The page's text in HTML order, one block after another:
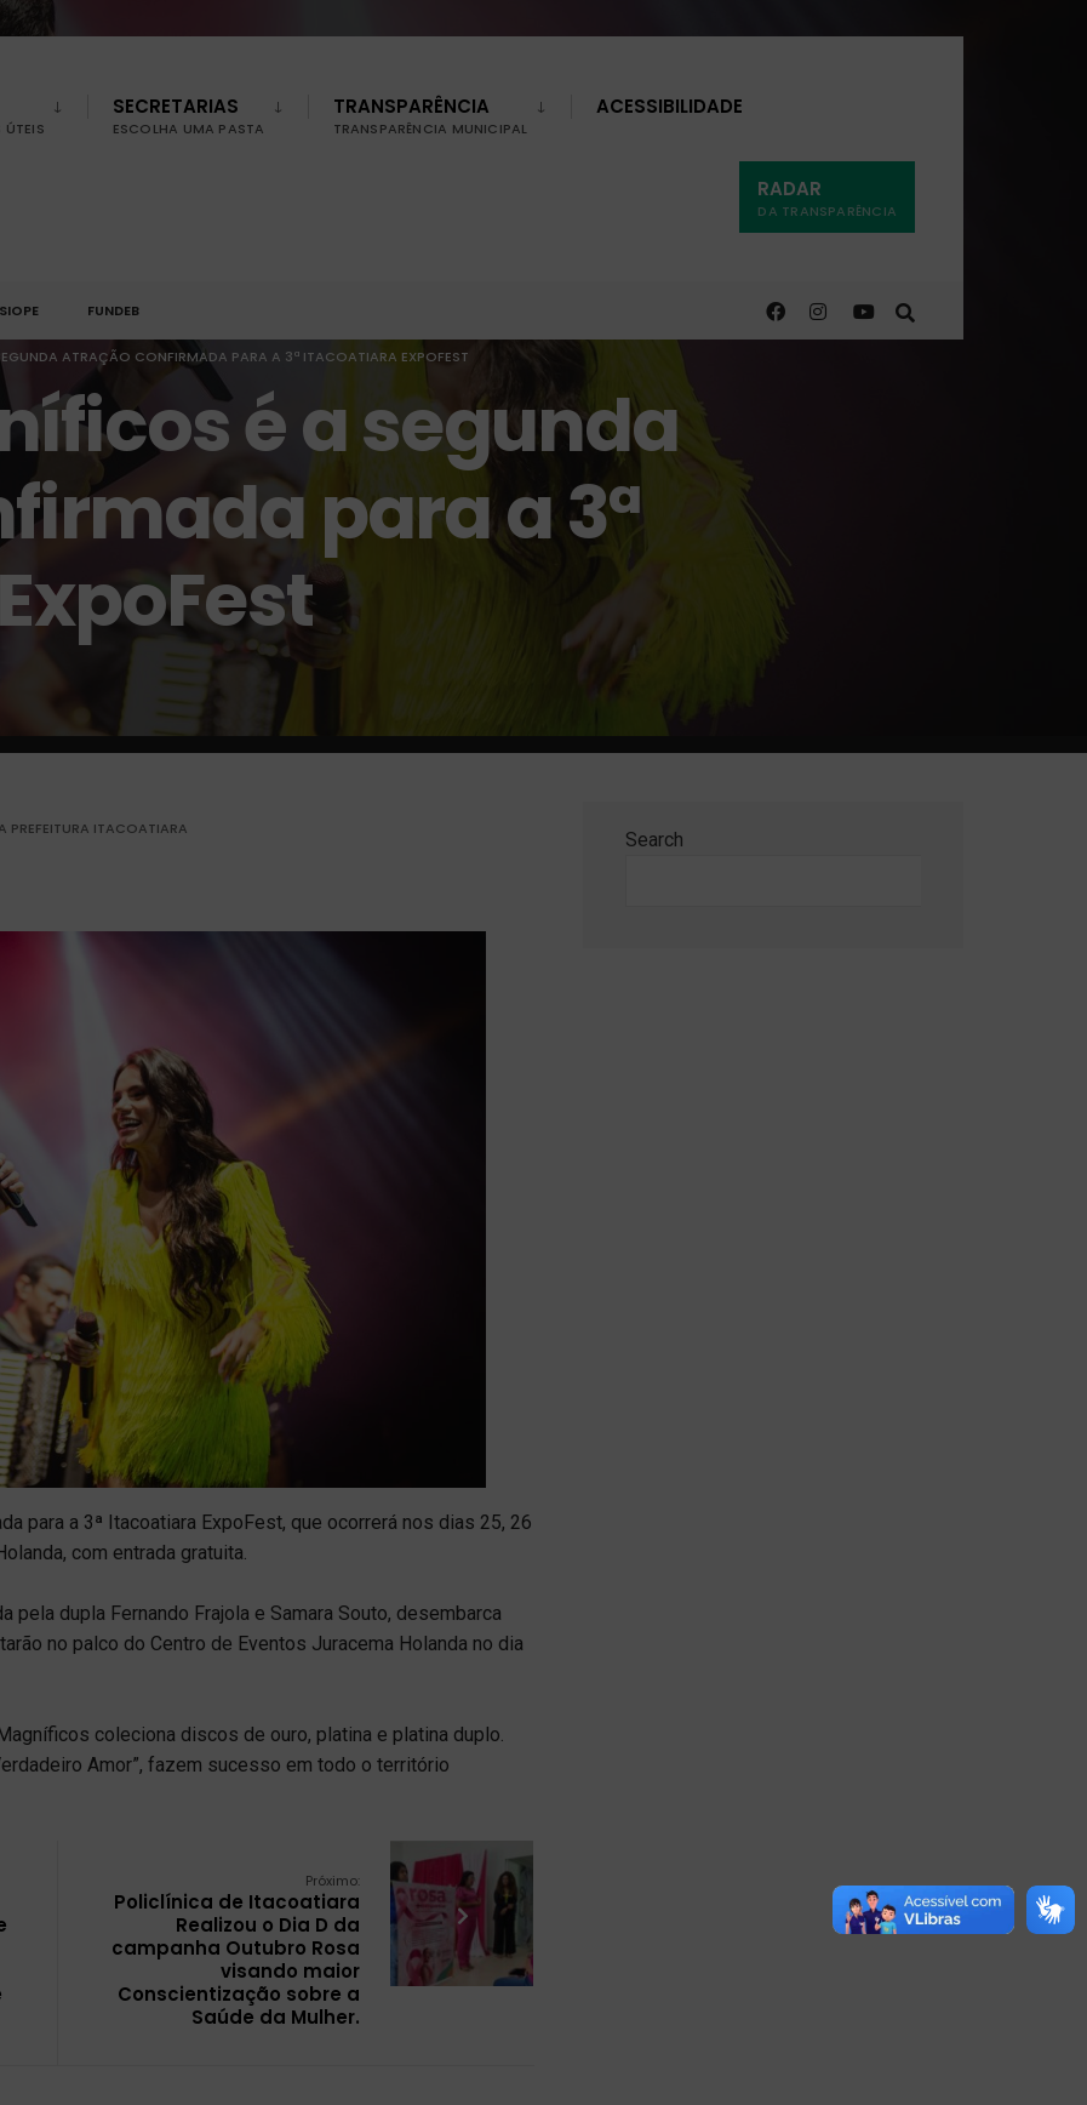
SECRETARIAS
ESCOLHA UMA PASTA
TRANSPARÊNCIA
TRANSPARÊNCIA MUNICIPAL
ACESSIBILIDADE
RADAR
DA TRANSPARÊNCIA
SIOPE FUNDEB
ATRAÇÃO CONFIRMADA PARA A 3ª ITACOATIARA EXPOFEST
é a segunda
para a 3ª
PREFEITURA ITACOATIARA
para a 3ª Itacoatiara ExpoFest, que ocorrerá nos dias 25, 26
com entrada gratuita.
pela dupla Fernando Frajola e Samara Souto, desembarca
no palco do Centro de Eventos Juracema Holanda no dia
coleciona discos de ouro, platina e platina duplo.
Amor”, fazem sucesso em todo o território
Próximo:
Policlínica de Itacoatiara
Realizou o Dia D da
campanha Outubro Rosa
visando maior
Conscientização sobre a
Saúde da Mulher.
Search